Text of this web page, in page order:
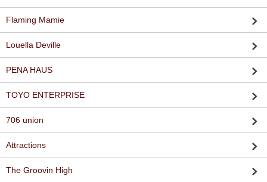
Flaming Mamie
Louella Deville
PENA HAUS
TOYO ENTERPRISE
706 union
Attractions
The Groovin High